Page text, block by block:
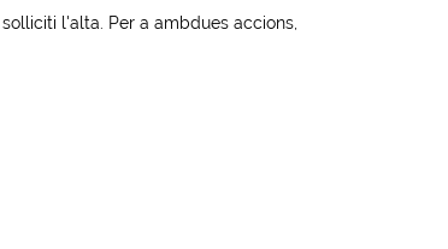
l'alta. Per a ambdues accions,